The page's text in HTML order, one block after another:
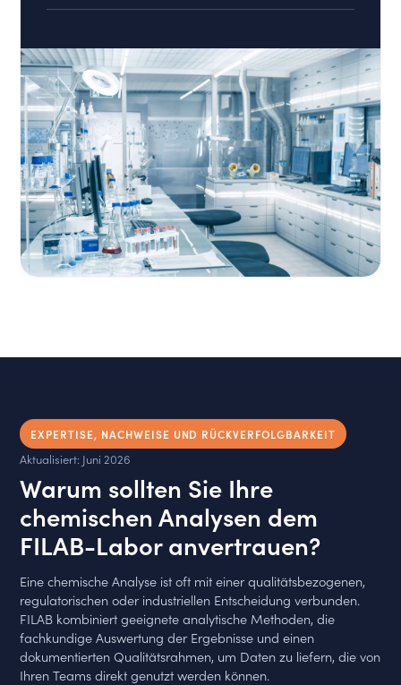
EXPERTISE, NACHWEISE UND RÜCKVERFOLGBARKEIT
Aktualisiert: Juni 2026
Warum sollten Sie Ihre
chemischen Analysen dem
FILAB-Labor anvertrauen?
Eine chemische Analyse ist oft mit einer qualitätsbezogenen,
regulatorischen oder industriellen Entscheidung verbunden.
FILAB kombiniert geeignete analytische Methoden, die
fachkundige Auswertung der Ergebnisse und einen
dokumentierten Qualitätsrahmen, um Daten zu liefern, die von
Ihren Teams direkt genutzt werden können.